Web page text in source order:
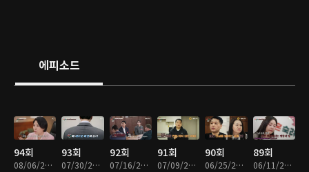
에피소드
94회
08/06/2026 • 1시간 41분
93회
07/30/2026 • 1시간 44분
92회
07/16/2026 • 1시간 42분
91회
07/09/2026 • 1시간 36분
90회
06/25/2026 • 1시간 43분
89회
06/11/2026 • 1시간 40분